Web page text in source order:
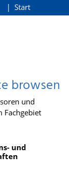
Start
browsen
und
Fachgebiet
und